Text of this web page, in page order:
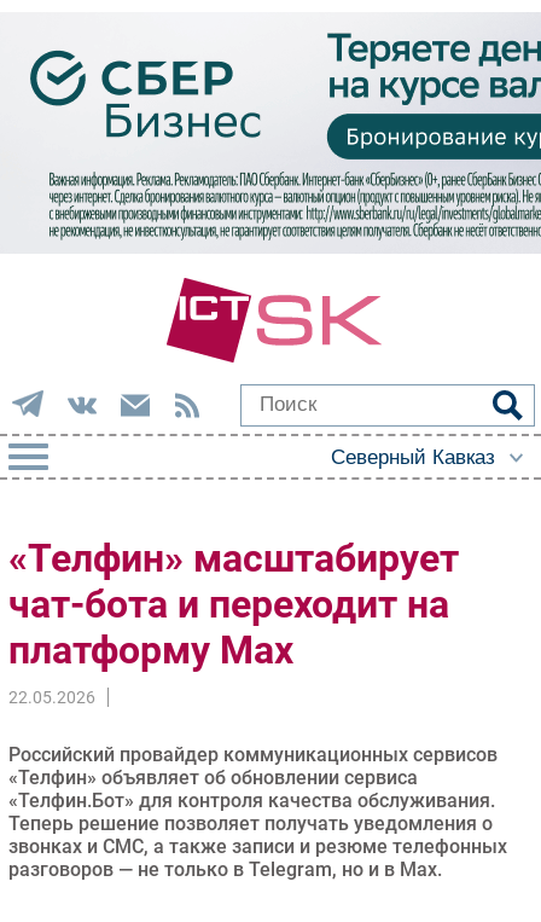
Импорто­замещение
Автоматизация Промышленности
Интернет
Мобильная связь
Фиксированная связь
Интеграция
Рынок ПК
Маркетинг
Торговые сети
Оборудование
«Телфин» масштабирует
чат-бота и переходит на
платформу Max
22.05.2026
Российский провайдер коммуникационных сервисов
«Телфин» объявляет об обновлении сервиса
«Телфин.Бот» для контроля качества обслуживания.
Теперь решение позволяет получать уведомления о
звонках и СМС, а также записи и резюме телефонных
разговоров — не только в Telegram, но и в Max.